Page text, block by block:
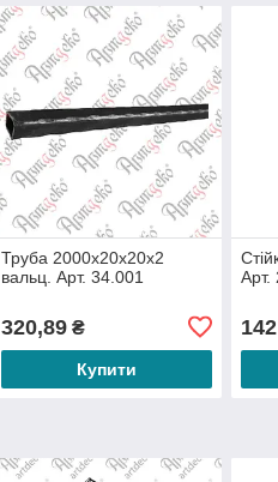
Труба 2000х20х20х2
вальц. Арт. 34.001
320,89₴
Купити
Арт.